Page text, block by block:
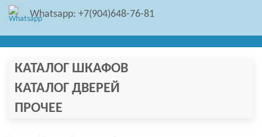
Whatsapp: +7(904)648-76-81
КАТАЛОГ ШКАФОВ
КАТАЛОГ ДВЕРЕЙ
ПРОЧЕЕ